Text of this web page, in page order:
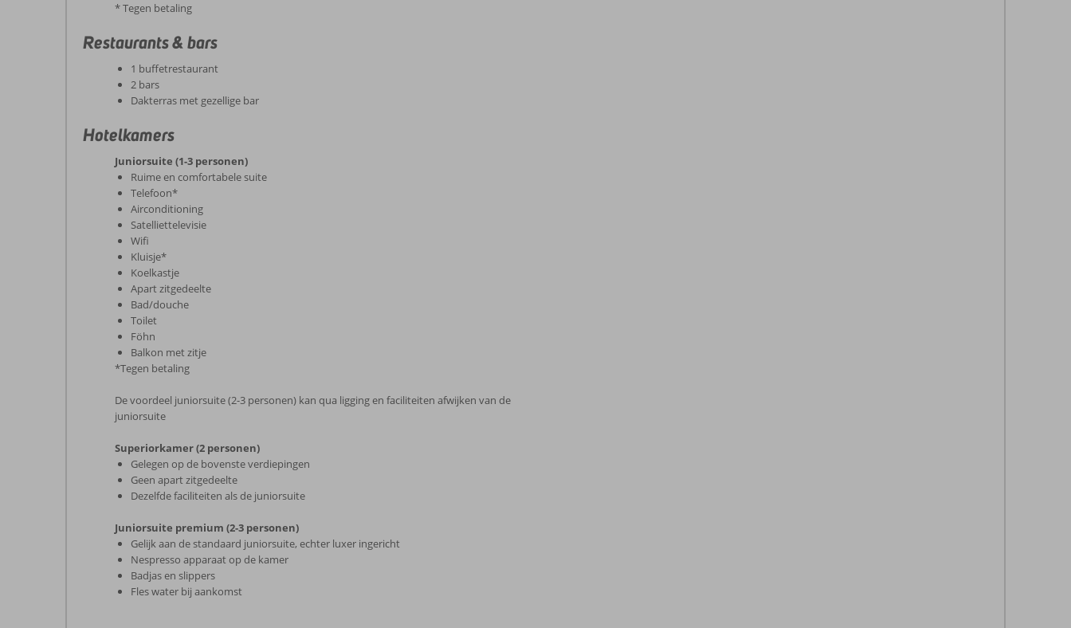
* Tegen betaling
Restaurants & bars
1 buffetrestaurant
2 bars
Dakterras met gezellige bar
Hotelkamers
Juniorsuite (1-3 personen)
Ruime en comfortabele suite
Telefoon*
Airconditioning
Satelliettelevisie
Wifi
Kluisje*
Koelkastje
Apart zitgedeelte
Bad/douche
Toilet
Föhn
Balkon met zitje
*Tegen betaling
De voordeel juniorsuite (2-3 personen) kan qua ligging en faciliteiten afwijken van de
juniorsuite
Superiorkamer (2 personen)
Gelegen op de bovenste verdiepingen
Geen apart zitgedeelte
Dezelfde faciliteiten als de juniorsuite
Juniorsuite premium (2-3 personen)
Gelijk aan de standaard juniorsuite, echter luxer ingericht
Nespresso apparaat op de kamer
Badjas en slippers
Fles water bij aankomst